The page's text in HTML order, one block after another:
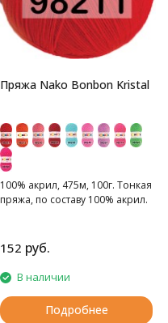
Пряжа Nako Bonbon Kristal
100% акрил, 475м, 100г. Тонкая
пряжа, по составу 100% акрил.
152 руб.
В наличии
Подробнее